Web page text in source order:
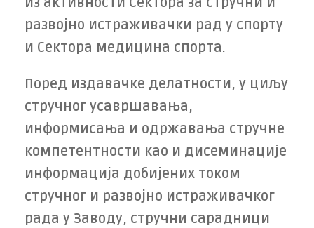
развојно истраживачки рад у спорту
и Сектора медицина спорта.
Поред издавачке делатности, у циљу
стручног усавршавања,
информисања и одржавања стручне
компетентности као и дисеминације
информација добијених током
стручног и развојно истраживачког
рада у Заводу, стручни сарадници